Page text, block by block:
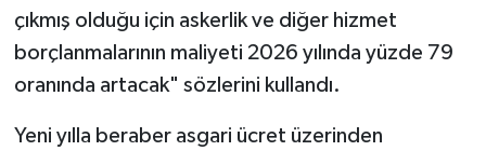
çıkmış olduğu için askerlik ve diğer hizmet
borçlanmalarının maliyeti 2026 yılında yüzde 79
oranında artacak" sözlerini kullandı.
Yeni yılla beraber asgari ücret üzerinden